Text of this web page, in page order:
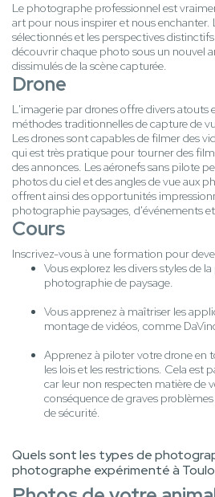
Le photographe professionnel est
art pour nous inspirer et nous enchanter.
sélectionnés et les perspectives
découvrir chaque photo sous un nouvel
dissimulés de la scène capturée.
Drone
L'imagerie par drones offre divers atouts
méthodes traditionnelles de capture de
Les drones sont capables de filmer des
qui est très pratique pour tourner des
des annonces. Les aéronefs sans pilote
photos du ciel et des angles de vue aux
offrent ainsi des opportunités
photographie paysages, d'événements
Cours
Inscrivez-vous à une formation pour
Vous explorez les divers styles de
photographie de paysage.
Vous apprenez à maîtriser les
montage de vidéos, comme
Apprenez à piloter votre drone en
les lois et les restrictions. Cela
car leur non respecten matière de
conséquence de graves
de sécurité.
Quels sont les types de
photographe expérimenté à